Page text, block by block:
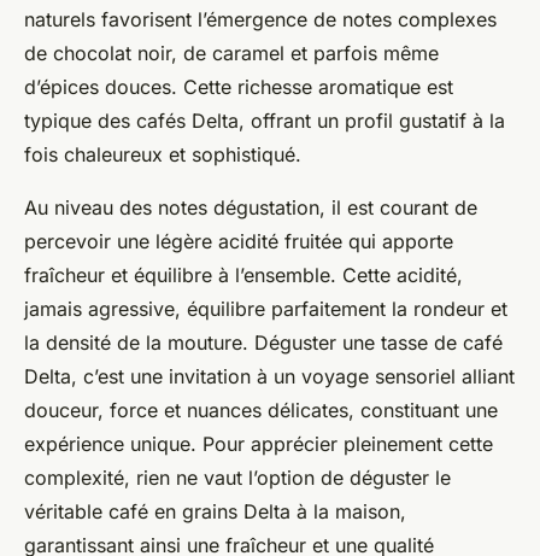
naturels favorisent l’émergence de notes complexes
de chocolat noir, de caramel et parfois même
d’épices douces. Cette richesse aromatique est
typique des cafés Delta, offrant un profil gustatif à la
fois chaleureux et sophistiqué.
Au niveau des notes dégustation, il est courant de
percevoir une légère acidité fruitée qui apporte
fraîcheur et équilibre à l’ensemble. Cette acidité,
jamais agressive, équilibre parfaitement la rondeur et
la densité de la mouture. Déguster une tasse de café
Delta, c’est une invitation à un voyage sensoriel alliant
douceur, force et nuances délicates, constituant une
expérience unique. Pour apprécier pleinement cette
complexité, rien ne vaut l’option de déguster le
véritable café en grains Delta à la maison,
garantissant ainsi une fraîcheur et une qualité